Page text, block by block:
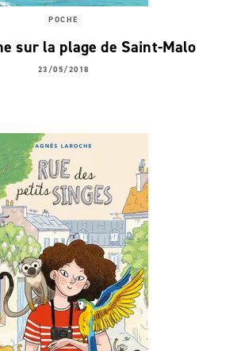
POCHE
sur la plage de Saint-Malo
23/05/2018